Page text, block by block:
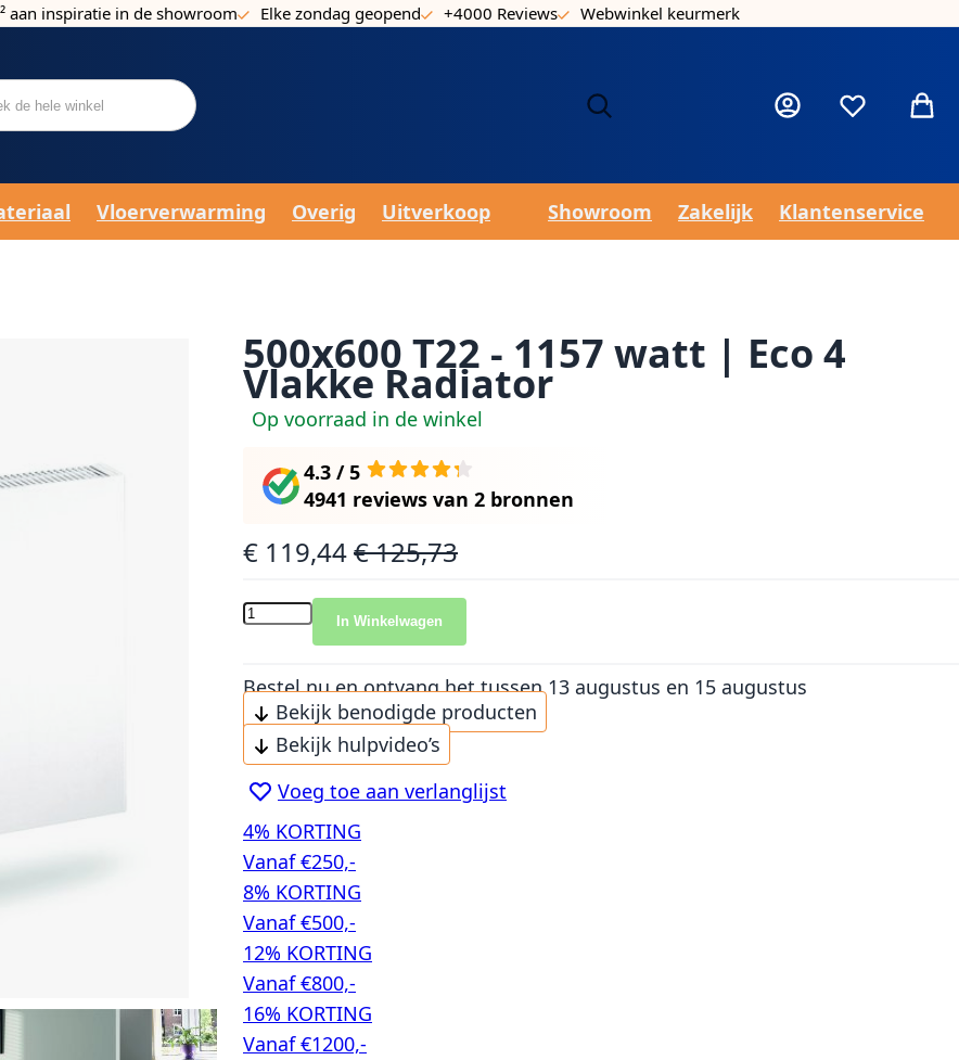
aan inspiratie in de showroom Elke zondag geopend +4000 Reviews Webwinkel keurmerk
Mijn accountVerlanglijst
Vloerverwarming Overig Uitverkoop Showroom Zakelijk Klantenservice
500x600 T22 - 1157 watt | Eco 4
Vlakke Radiator
Op voorraad in de winkel
4.3 / 5
4941 reviews van 2 bronnen
Speciale prijs
€ 119,44 Normale prijs
€ 125,73
In Winkelwagen
Bestel nu en ontvang het tussen 13 augustus en 15 augustus
Bekijk benodigde producten
Bekijk hulpvideo’s
Voeg toe aan verlanglijst
4% KORTING
Vanaf €250,-
8% KORTING
Vanaf €500,-
12% KORTING
Vanaf €800,-
16% KORTING
Vanaf €1200,-